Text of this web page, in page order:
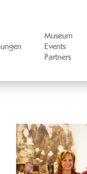
Museum
Events
Partners